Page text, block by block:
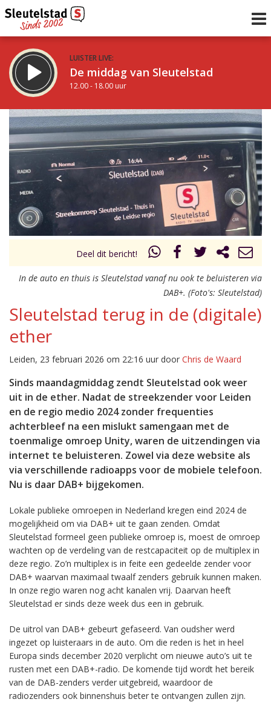
LUISTER LIVE:
De middag van Sleutelstad
12.00 - 18.00 uur
STRAKS:
De avond van Sleutelstad
18.00 - 19.00 uur
Vorig uur
uur 1 van 0 Volgend uur
Deel dit bericht!
In de auto en thuis is Sleutelstad vanaf nu ook te beluisteren via
DAB+. (Foto's: Sleutelstad)
Sleutelstad terug in de (digitale)
ether
Leiden, 23 februari 2026 om 22:16 uur door Chris de Waard
Sinds maandagmiddag zendt Sleutelstad ook weer
uit in de ether. Nadat de streekzender voor Leiden
en de regio medio 2024 zonder frequenties
achterbleef na een mislukt samengaan met de
toenmalige omroep Unity, waren de uitzendingen via
internet te beluisteren. Zowel via deze website als
via verschillende radioapps voor de mobiele telefoon.
Nu is daar DAB+ bijgekomen.
Lokale publieke omroepen in Nederland kregen eind 2024 de
mogelijkheid om via DAB+ uit te gaan zenden. Omdat
Sleutelstad formeel geen publieke omroep is, moest de omroep
wachten op de verdeling van de restcapaciteit op de multiplex in
deze regio. Zo’n multiplex is in feite een gedeelde zender voor
DAB+ waarvan maximaal twaalf zenders gebruik kunnen maken.
In onze regio waren nog acht kanalen vrij. Daarvan heeft
Sleutelstad er sinds deze week dus een in gebruik.
De uitrol van DAB+ gebeurt gefaseerd. Van oudsher werd
ingezet op luisteraars in de auto. Om die reden is het in heel
Europa sinds december 2020 verplicht om nieuwe auto’s uit te
rusten met een DAB+-radio. De komende tijd wordt het bereik
van de DAB-zenders verder uitgebreid, waardoor de
radiozenders ook binnenshuis beter te ontvangen zullen zijn.